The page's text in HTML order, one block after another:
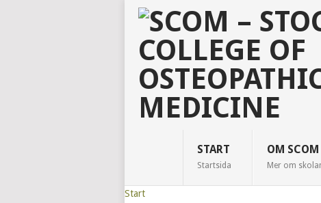
START
Startsida
OM SCOM
Mer om
Start